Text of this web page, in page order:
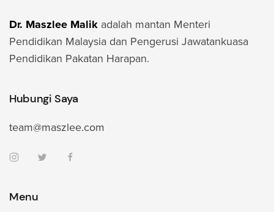
Dr. Maszlee Malik adalah mantan Menteri
Pendidikan Malaysia dan Pengerusi Jawatankuasa
Pendidikan Pakatan Harapan.
Hubungi Saya
team@maszlee.com
Menu